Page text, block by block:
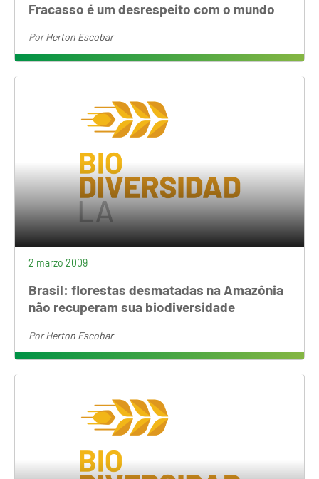
Fracasso é um desrespeito com o mundo
PorHerton Escobar
2 marzo 2009
Brasil: florestas desmatadas na Amazônia
não recuperam sua biodiversidade
PorHerton Escobar